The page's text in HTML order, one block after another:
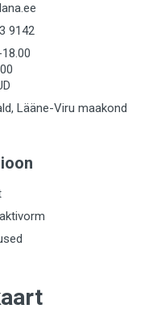
9142
Lääne-Viru maakond